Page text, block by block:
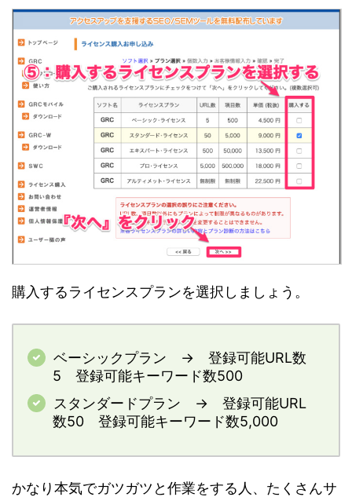
購入するライセンスプランを選択しましょう。
ベーシックプラン → 登録可能URL数
5 登録可能キーワード数500
スタンダードプラン → 登録可能URL
数50 登録可能キーワード数5,000
かなり本気でガツガツと作業をする人、たくさんサ